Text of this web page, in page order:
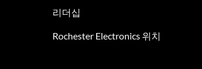
리더십
Rochester Electronics 위치